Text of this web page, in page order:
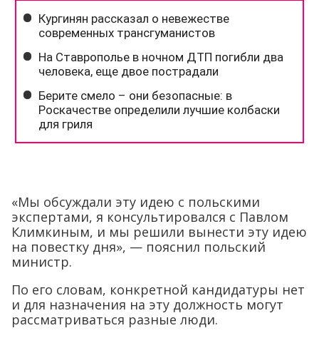
«Мы обсуждали эту идею с польскими
экспертами, я консультировался с Павлом
Климкиным, и мы решили вынести эту идею
на повестку дня», — пояснил польский
министр.
По его словам, конкретной кандидатуры нет
и для назначения на эту должность могут
рассматриваться разные люди.